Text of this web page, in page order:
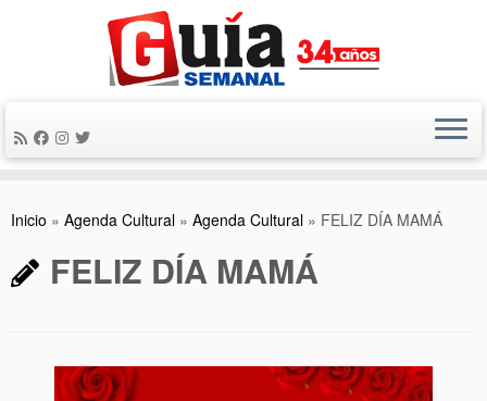
Inicio » Agenda Cultural » Agenda Cultural » FELIZ DÍA MAMÁ
FELIZ DÍA MAMÁ